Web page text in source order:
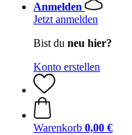
Anmelden
Jetzt anmelden
Bist du neu hier?
Konto erstellen
Warenkorb 0,00 €